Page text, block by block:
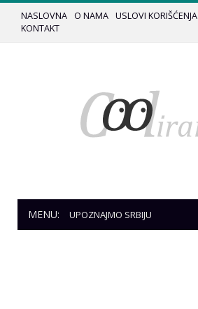
NASLOVNA O NAMA USLOVI KORIŠĆENJA
KONTAKT
MENU: UPOZNAJMO SRBIJU